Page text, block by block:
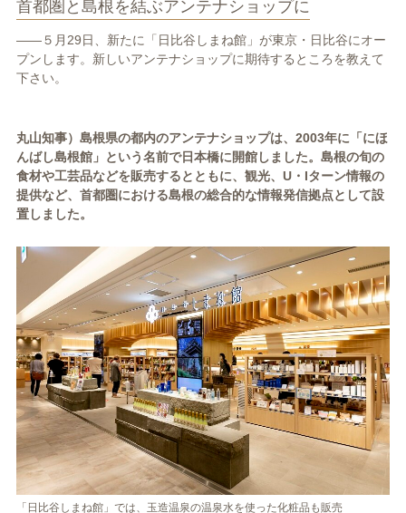
首都圏と島根を結ぶアンテナショップに
――５月29日、新たに「日比谷しまね館」が東京・日比谷にオー
プンします。新しいアンテナショップに期待するところを教えて
下さい。
丸山知事）島根県の都内のアンテナショップは、 2003年に「にほ
んばし島根館」という名前で日本橋に開館しました。島根の旬の
食材や工芸品などを販売するとともに、観光、 U・ Iターン情報の
提供など、首都圏における島根の総合的な情報発信拠点として設
置しました。
「日比谷しまね館」では、玉造温泉の温泉水を使った化粧品も販売